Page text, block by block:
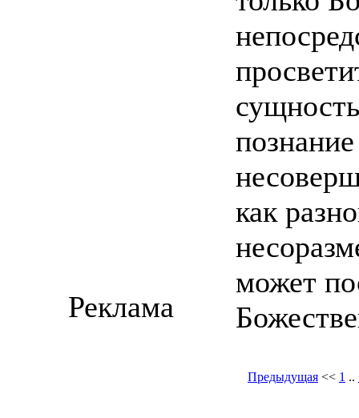
как
может
Предыдущая << 1 ..
Реклама